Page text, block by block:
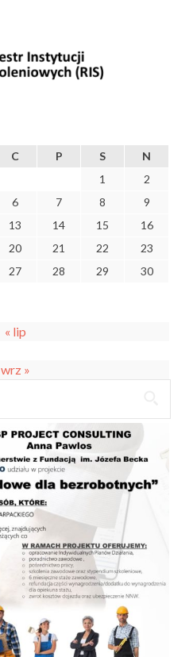
C P S
N
1
2
6 7 8
9
13 14 15
16
20 21 22
23
27 28 29
30
« lip
wrz »